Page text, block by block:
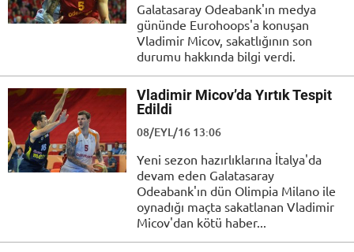
Galatasaray Odeabank'ın medya
gününde Eurohoops'a konuşan
Vladimir Micov, sakatlığının son
durumu hakkında bilgi verdi.
Vladimir Micov’da Yırtık Tespit
Edildi
08/EYL/16 13:06
Yeni sezon hazırlıklarına İtalya'da
devam eden Galatasaray
Odeabank'ın dün Olimpia Milano ile
oynadığı maçta sakatlanan Vladimir
Micov'dan kötü haber...